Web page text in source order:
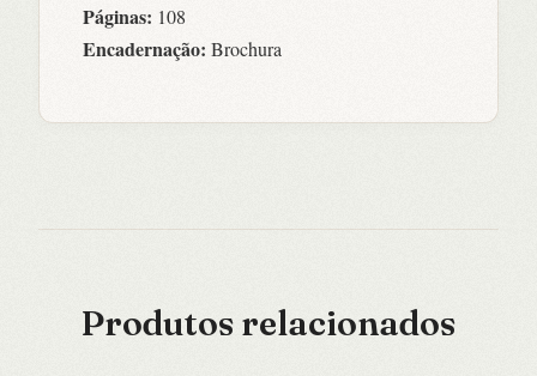
Páginas: 108
Encadernação: Brochura
Produtos relacionados